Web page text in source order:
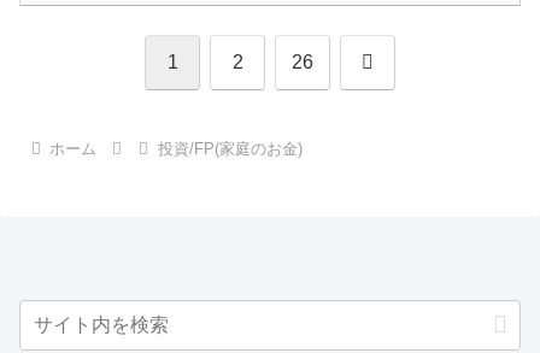
1 2 26 次
ホーム 投資/FP(家庭のお金)